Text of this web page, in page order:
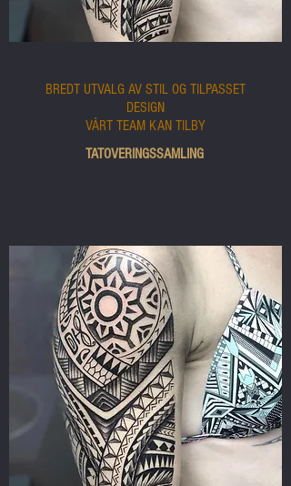
BREDT UTVALG AV STIL OG TILPASSET
DESIGN
VÅRT TEAM KAN TILBY
TATOVERINGSSAMLING